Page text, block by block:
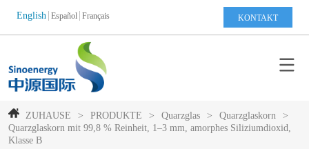
English Español Français KONTAKT
ZUHAUSE > PRODUKTE > Quarzglas > Quarzglaskorn
>
Quarzglaskorn mit 99,8 % Reinheit, 1–3 mm, amorphes Siliziumdioxid,
Klasse B